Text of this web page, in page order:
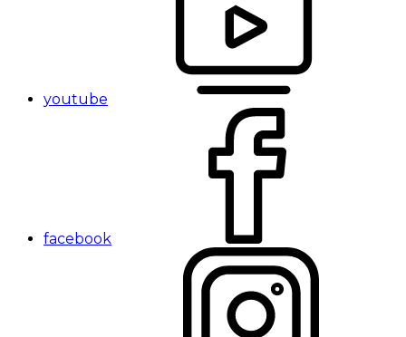
youtube
facebook